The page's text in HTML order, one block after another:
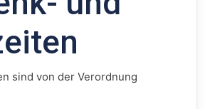
sind von der Verordnung